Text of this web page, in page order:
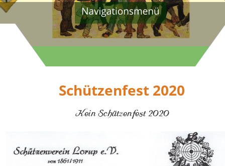
Schützenfest 2020
Kein Schützenfest 2020